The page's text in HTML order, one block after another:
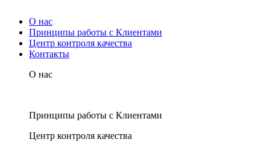
О нас
Принципы работы с Клиентами
Центр контроля качества
Контакты
О нас
Принципы работы с Клиентами
Центр контроля качества